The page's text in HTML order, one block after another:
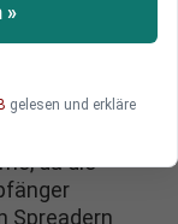
selektive
weitere
da die
Spreadern
»
gelesen und erkläre